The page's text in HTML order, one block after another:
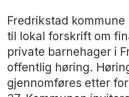
Fredrikstad
til lokal forskrift om
private barnehager i
offentlig høring.
gjennomføres etter